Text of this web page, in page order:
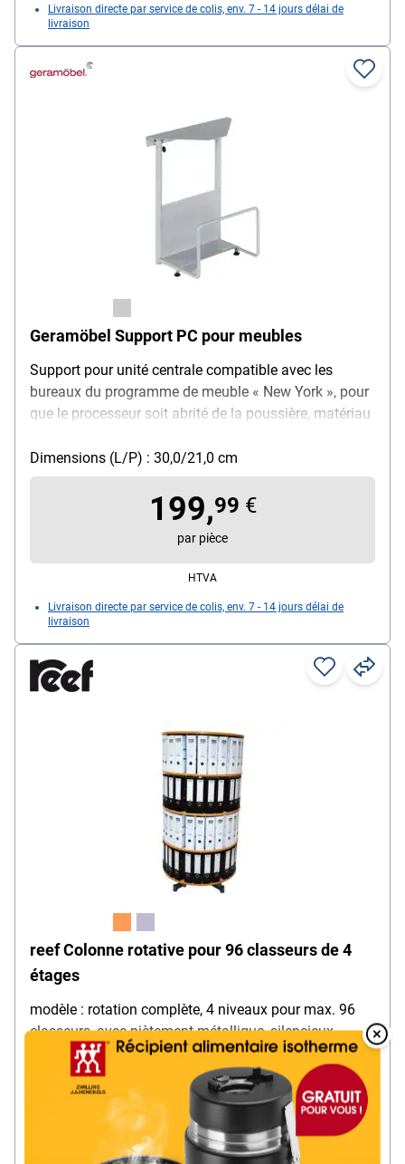
Overlay
Livraison directe par service de colis, env. 7 - 14 jours délai de
livraison
Geramöbel Support PC pour meubles
Support pour unité centrale compatible avec les
bureaux du programme de meuble « New York », pour
que le processeur soit abrité de la poussière, matériau
Dimensions (L/P) : 30,0/21,0 cm
199,99 €
par pièce
HTVA
Livraison directe par service de colis, env. 7 - 14 jours délai de
livraison
reef Colonne rotative pour 96 classeurs de 4
étages
modèle : rotation complète, 4 niveaux pour max. 96
classeurs, avec piètement métallique, silencieux,
Made in Germany
Dimensions (H) : 158,0 cm
à partir de 489,99€